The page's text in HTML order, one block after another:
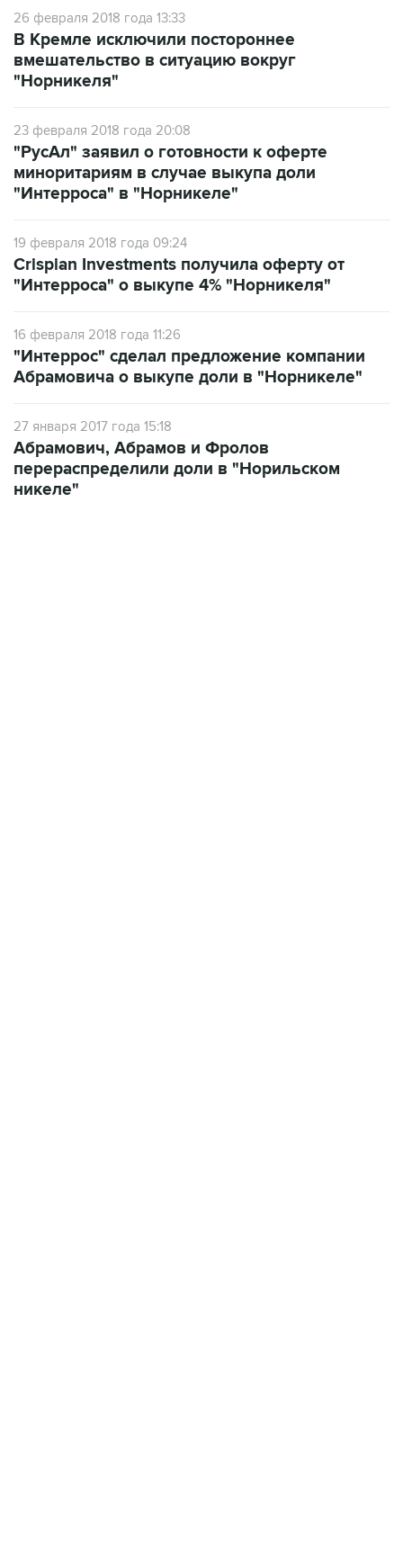
26 февраля 2018 года 13:33
В Кремле исключили постороннее
вмешательство в ситуацию вокруг
"Норникеля"
23 февраля 2018 года 20:08
"РусАл" заявил о готовности к оферте
миноритариям в случае выкупа доли
"Интерроса" в "Норникеле"
19 февраля 2018 года 09:24
Crispian Investments получила оферту от
"Интерроса" о выкупе 4% "Норникеля"
16 февраля 2018 года 11:26
"Интеррос" сделал предложение компании
Абрамовича о выкупе доли в "Норникеле"
27 января 2017 года 15:18
Абрамович, Абрамов и Фролов
перераспределили доли в "Норильском
никеле"